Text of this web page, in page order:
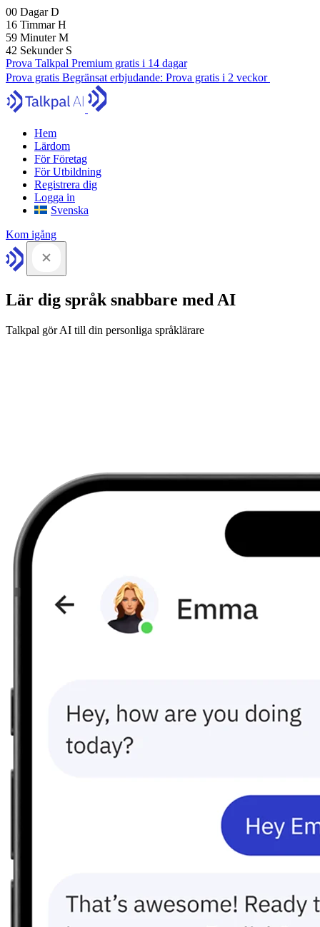
00 DagarD
16 TimmarH
59 MinuterM
41 Sekunder S
Prova Talkpal Premium gratis i 14 dagar
Prova gratis Begränsat erbjudande: Prova gratis i 2 veckor
Hem
Lärdom
För Företag
För Utbildning
Registrera dig
Logga in
Svenska
Kom igång
Lär dig språk snabbare med AI
Talkpal gör AI till din personliga språklärare